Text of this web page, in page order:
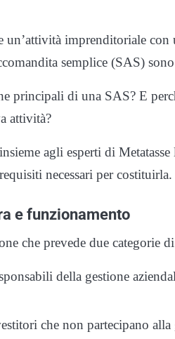
un’attività imprenditoriale
semplice (SAS)
principali di una SAS? E
attività?
agli esperti di
necessari per costituirla.
e funzionamento
che prevede due categorie
della gestione
che non partecipano